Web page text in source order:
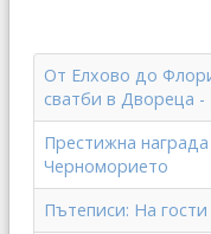
От Елхово до
сватби в Двореца -
Престижна
Черноморието
Пътеписи: На